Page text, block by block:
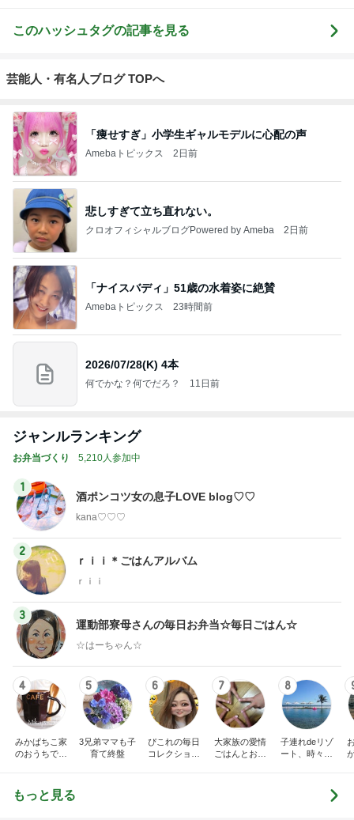
このハッシュタグの記事を見る
芸能人・有名人ブログ TOPへ
「痩せすぎ」小学生ギャルモデルに心配の声
Amebaトピックス 2日前
悲しすぎて立ち直れない。
クロオフィシャルブログPowered by Ameba 2日前
「ナイスバディ」51歳の水着姿に絶賛
Amebaトピックス 23時間前
2026/07/28(K) 4本
何でかな？何でだろ？ 11日前
ジャンルランキング
お弁当づくり 5,210人参加中
1
酒ポンコツ女の息子LOVE blog♡♡
kana♡♡♡
2
ｒｉｉ＊ごはんアルバム
ｒｉｉ
3
運動部寮母さんの毎日お弁当☆毎日ごはん☆
☆はーちゃん☆
4
みかぱちこ家
のおうちでご
5
3兄弟ママも子
育て終盤
6
ぴこれの毎日
コレクション
7
大家族の愛情
ごはんとお弁
8
子連れdeリゾ
ート、時々キ
もっと見る